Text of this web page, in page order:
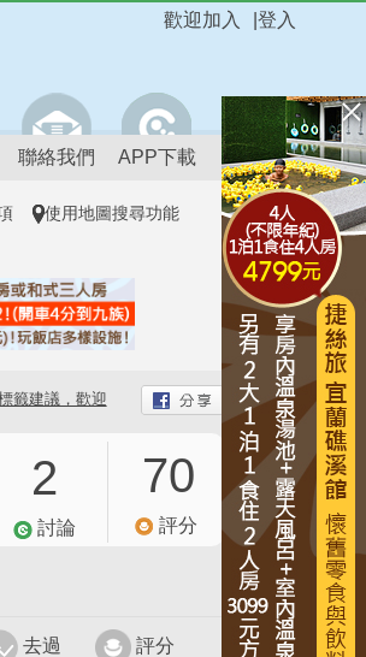
登入
歡迎加入
聯絡我們 APP下載
使用地圖搜尋功能
籤建議，歡迎
2
討論
70
評分
去過 評分